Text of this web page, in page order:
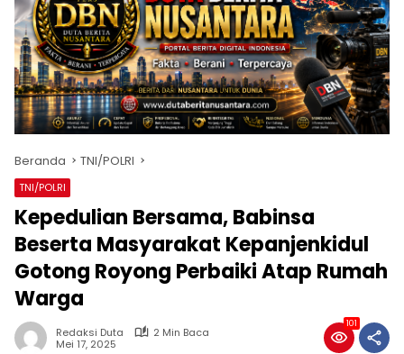
Beranda TNI/POLRI
TNI/POLRI
Kepedulian Bersama, Babinsa
Beserta Masyarakat Kepanjenkidul
Gotong Royong Perbaiki Atap Rumah
Warga
Redaksi Duta
2 Min Baca
Mei 17, 2025
101